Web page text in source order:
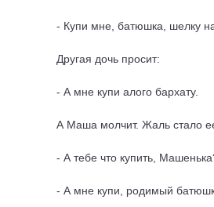
- Купи мне, батюшка, шелку
Другая дочь просит:
- А мне купи алого бархату.
А Маша молчит. Жаль стало
- А тебе что купить,
- А мне купи, родимый